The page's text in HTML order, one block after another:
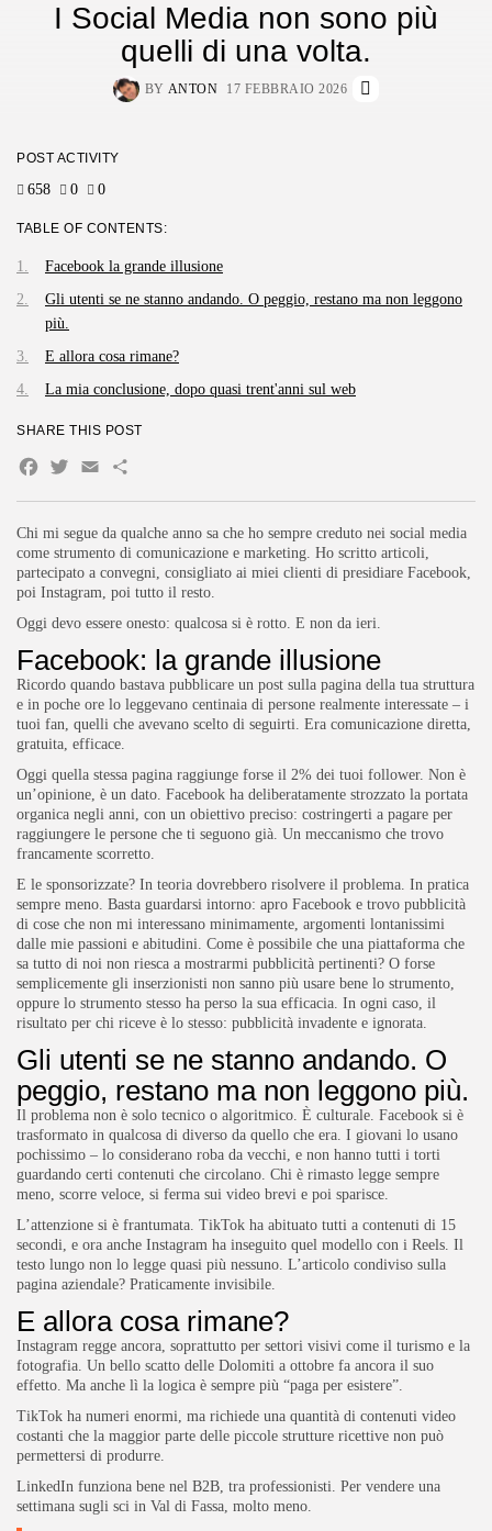
I Social Media non sono più
quelli di una volta.
BY ANTON 17 FEBBRAIO 2026
Chi mi segue da qualche anno sa che ho sempre creduto nei social media
come strumento di comunicazione e marketing. Ho scritto articoli,
partecipato a convegni, consigliato ai miei clienti di presidiare Facebook,
poi Instagram, poi tutto il resto.
Oggi devo essere onesto: qualcosa si è rotto. E non da ieri.
Facebook: la grande illusione
Ricordo quando bastava pubblicare un post sulla pagina della tua struttura
e in poche ore lo leggevano centinaia di persone realmente interessate – i
tuoi fan, quelli che avevano scelto di seguirti. Era comunicazione diretta,
gratuita, efficace.
Oggi quella stessa pagina raggiunge forse il 2% dei tuoi follower. Non è
un’opinione, è un dato. Facebook ha deliberatamente strozzato la portata
organica negli anni, con un obiettivo preciso: costringerti a pagare per
raggiungere le persone che ti seguono già. Un meccanismo che trovo
francamente scorretto.
E le sponsorizzate? In teoria dovrebbero risolvere il problema. In pratica
sempre meno. Basta guardarsi intorno: apro Facebook e trovo pubblicità
di cose che non mi interessano minimamente, argomenti lontanissimi
dalle mie passioni e abitudini. Come è possibile che una piattaforma che
sa tutto di noi non riesca a mostrarmi pubblicità pertinenti? O forse
semplicemente gli inserzionisti non sanno più usare bene lo strumento,
oppure lo strumento stesso ha perso la sua efficacia. In ogni caso, il
risultato per chi riceve è lo stesso: pubblicità invadente e ignorata.
Gli utenti se ne stanno andando. O
peggio, restano ma non leggono più.
Il problema non è solo tecnico o algoritmico. È culturale. Facebook si è
trasformato in qualcosa di diverso da quello che era. I giovani lo usano
pochissimo – lo considerano roba da vecchi, e non hanno tutti i torti
guardando certi contenuti che circolano. Chi è rimasto legge sempre
meno, scorre veloce, si ferma sui video brevi e poi sparisce.
L’attenzione si è frantumata. TikTok ha abituato tutti a contenuti di 15
secondi, e ora anche Instagram ha inseguito quel modello con i Reels. Il
testo lungo non lo legge quasi più nessuno. L’articolo condiviso sulla
pagina aziendale? Praticamente invisibile.
E allora cosa rimane?
Instagram regge ancora, soprattutto per settori visivi come il turismo e la
fotografia. Un bello scatto delle Dolomiti a ottobre fa ancora il suo
effetto. Ma anche lì la logica è sempre più “paga per esistere”.
TikTok ha numeri enormi, ma richiede una quantità di contenuti video
costanti che la maggior parte delle piccole strutture ricettive non può
permettersi di produrre.
LinkedIn funziona bene nel B2B, tra professionisti. Per vendere una
settimana sugli sci in Val di Fassa, molto meno.
POST ACTIVITY
658 0 0
TABLE OF CONTENTS:
Facebook la grande illusione
Gli utenti se ne stanno andando. O peggio, restano ma non leggono
più.
E allora cosa rimane?
La mia conclusione, dopo quasi trent'anni sul web
SHARE THIS POST
Facebook
Twitter
EmailCondividi